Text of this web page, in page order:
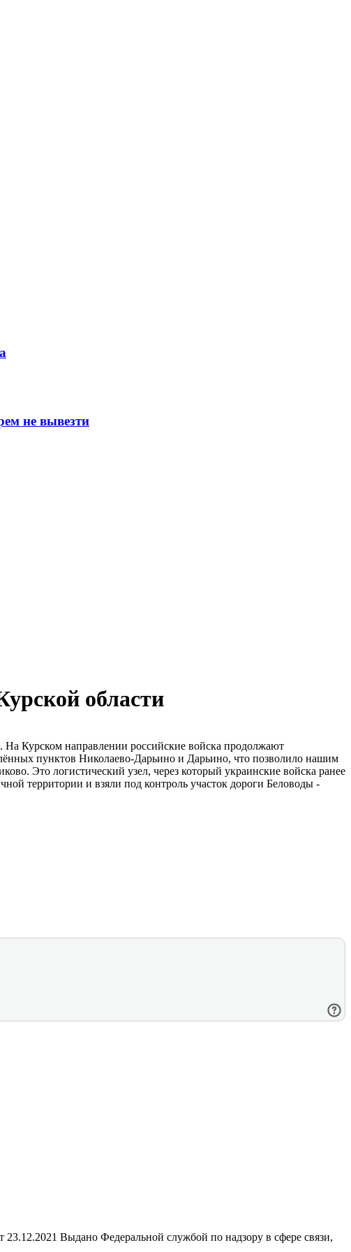
не вывезти
области
Курском направлении российские войска продолжают
пунктов Николаево-Дарьино и Дарьино, что позволило нашим
Это логистический узел, через который украинские войска ранее
территории и взяли под контроль участок дороги Беловоды -
Выдано Федеральной службой по надзору в сфере связи,